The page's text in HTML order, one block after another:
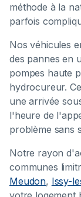
méthode à la
parfois
Nos véhicules
des pannes en
pompes haute
hydrocureur.
une arrivée
l'heure de
problème sans
Notre rayon
communes
Meudon, Issy-